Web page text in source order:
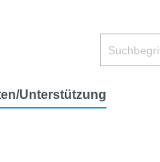
Unterstützung